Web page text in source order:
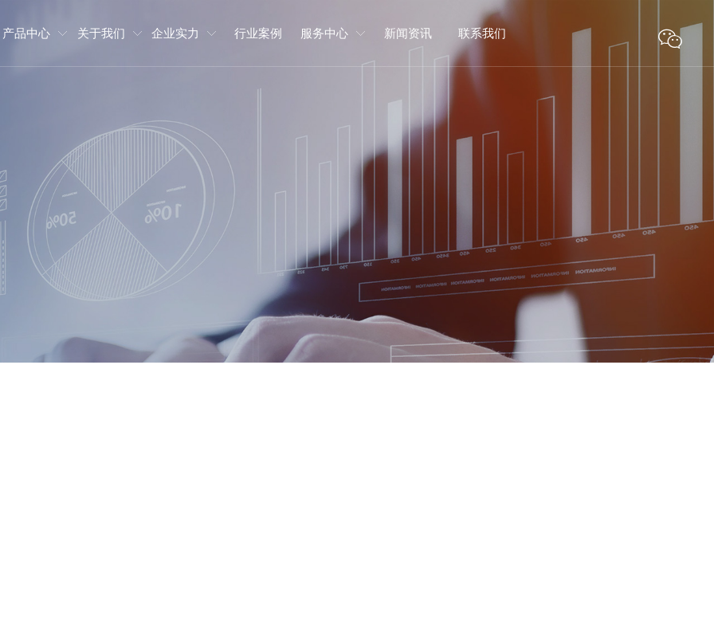
产品中心
公司主营钢结构防火涂料,防火漆,防火涂料生产厂家,防火涂料厂家,国内知名防火涂料
厂家,防火封堵材料、胶粘剂的技术引进、推广与研发。
钢结构防火涂料 混凝土结构防火
涂料
关于我们
斯凯肯（中国）集团股份有限公司，由从事防火涂料行业多年的原华意消防科技集团
有限公司引入深耕从事消防科研业务的SKK消防投资美国公司的消防技术合资而成。
公司介绍 企业文化
厂容厂貌 资质荣誉
企业实力
公司成立于2002年，注册资金5,300万元，是一家深耕从事防火涂料技术引进、技术
研发、生产制造、产品销售和咨询服务的中外合资企业。
研发实力 品质保证
行业案例 服务中心
公司本着“以创新求发展，以质量求生存，以服务求跨越”的经营理念，努力夯实防火
涂料行业基石，成为行业出色企业。
服务承诺 服务流程
新闻资讯 联系我们